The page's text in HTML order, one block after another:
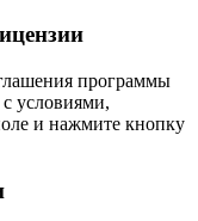
программы
условиями,
и нажмите кнопку